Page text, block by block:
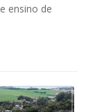
ensino de